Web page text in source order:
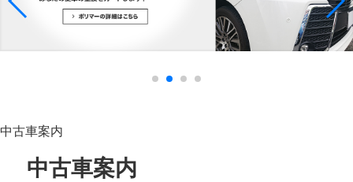
中古車案内
中古車案内